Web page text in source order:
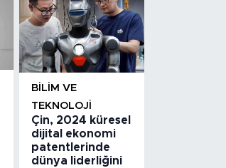
BILIM VE
TEKNOLOJI
Çin, 2024 küresel
dijital ekonomi
patentlerinde
dünya liderliğini